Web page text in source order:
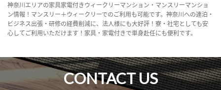
神奈川エリアの家具家電付きウィークリーマンション・マンスリーマンショ
ン情報！マンスリー＋ウィークリーでのご利用も可能です。神奈川への連泊・
ビジネス出張・研修の経費削減に、法人様にも大好評！寮・社宅としても安
心してご利用いただけます！家具・家電付きで単身赴任にも便利です。
CONTACT US